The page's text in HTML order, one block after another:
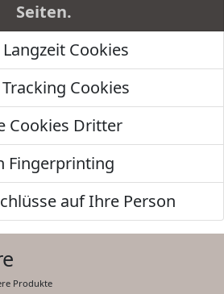
Seiten.
Cookies
Cookies
Cookies Dritter
Fingerprinting
auf Ihre Person
Produkte